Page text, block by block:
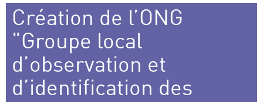
Création de l’ONG
"Groupe local
d’observation et
d’identification des